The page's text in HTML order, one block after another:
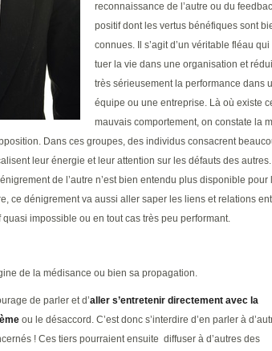
reconnaissance de l’autre ou du
positif dont les vertus bénéfiques sont
connues. Il s’agit d’un véritable fléau
tuer la vie dans une organisation et
très sérieusement la performance dans
équipe ou une entreprise. Là où existe
mauvais comportement, on constate la
Dans ces groupes, des individus consacrent
leur énergie et leur attention sur les défauts des autres.
de l’autre n’est bien entendu plus disponible pour
ce dénigrement va aussi aller saper les liens et relations
impossible ou en tout cas très peu performant.
de la médisance ou bien sa propagation.
de parler et d’aller s’entretenir directement avec la
ou le désaccord. C’est donc s’interdire d’en parler à
! Ces tiers pourraient ensuite diffuser à d’autres des